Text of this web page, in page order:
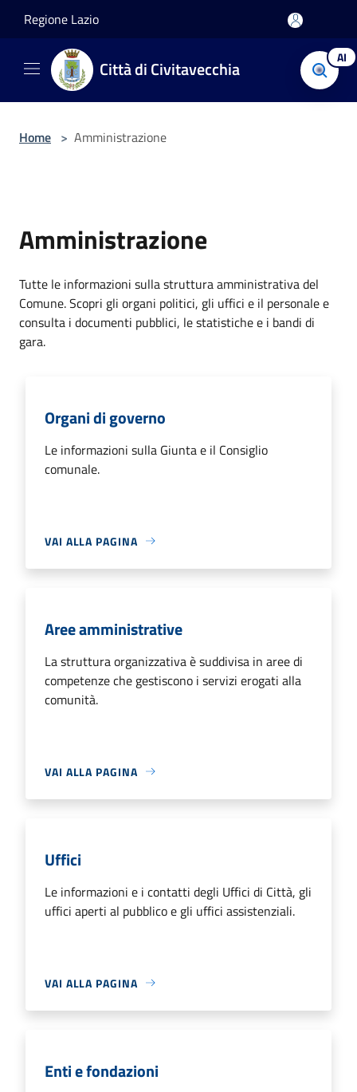
Regione Lazio
Città di Civitavecchia AI
Home > Amministrazione
Amministrazione
Tutte le informazioni sulla struttura amministrativa del
Comune. Scopri gli organi politici, gli uffici e il personale e
consulta i documenti pubblici, le statistiche e i bandi di
gara.
Organi di governo
Le informazioni sulla Giunta e il Consiglio
comunale.
VAI ALLA PAGINA
Aree amministrative
La struttura organizzativa è suddivisa in aree di
competenze che gestiscono i servizi erogati alla
comunità.
VAI ALLA PAGINA
Uffici
Le informazioni e i contatti degli Uffici di Città, gli
uffici aperti al pubblico e gli uffici assistenziali.
VAI ALLA PAGINA
Enti e fondazioni